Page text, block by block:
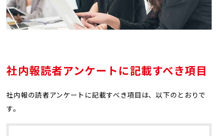
社内報読者アンケートに記載すべき項目
社内報の読者アンケートに記載すべき項目は、以下のとおりで
す。